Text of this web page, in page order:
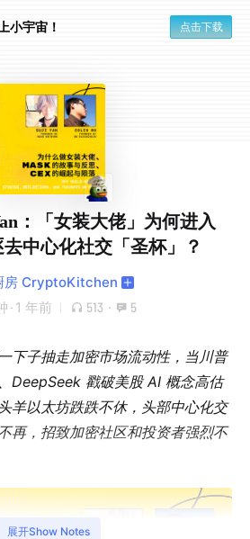
小宇宙！ 点击下载
：「女装大佬」为何进入
中心化社交「圣杯」？
房 CryptoKitchen
· 1 年前 513 · 5
下子抽走加密市场流动性，当川普
DeepSeek 戳破美股 AI 概念高估
羊以太坊跌跌不休，头部中心化交
再，招致加密社区和投资者强烈不
展开Show Notes